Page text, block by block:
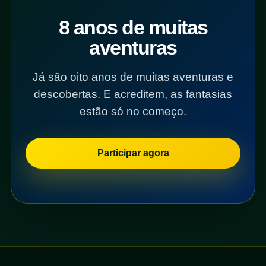
8 anos de muitas
aventuras
Já são oito anos de muitas aventuras e
descobertas. E acreditem, as fantasias
estão só no começo.
Participar agora